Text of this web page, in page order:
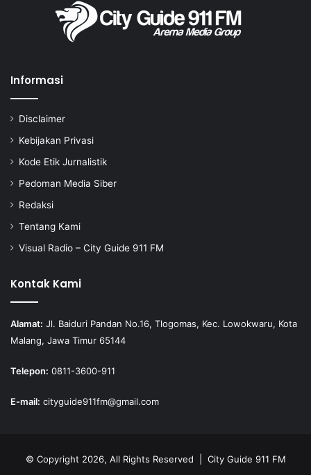
Informasi
Disclaimer
Kebijakan Privasi
Kode Etik Jurnalistik
Pedoman Media Siber
Redaksi
Tentang Kami
Visual Radio – City Guide 911 FM
Kontak Kami
Alamat: Jl. Baiduri Pandan No.16, Tlogomas, Kec. Lowokwaru, Kota
Malang, Jawa Timur 65144
Telepon: 0811-3600-911
E-mail: cityguide911fm@gmail.com
© Copyright 2026, All Rights Reserved | City Guide 911 FM